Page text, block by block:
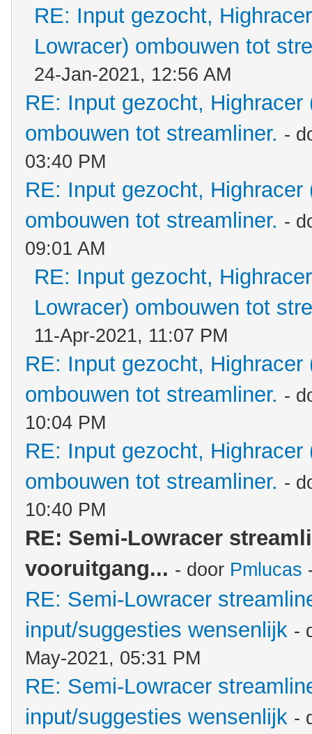
RE: Input gezocht,
Lowracer) ombouwen tot
24-Jan-2021, 12:56 AM
RE: Input gezocht,
ombouwen tot streamliner. -
03:40 PM
RE: Input gezocht,
ombouwen tot streamliner. -
09:01 AM
RE: Input gezocht,
Lowracer) ombouwen tot
11-Apr-2021, 11:07 PM
RE: Input gezocht,
ombouwen tot streamliner. -
10:04 PM
RE: Input gezocht,
ombouwen tot streamliner. -
10:40 PM
RE: Semi-Lowracer
vooruitgang... - door Pmlucas
RE: Semi-Lowracer
input/suggesties wensenlijk -
May-2021, 05:31 PM
RE: Semi-Lowracer
input/suggesties wensenlijk -